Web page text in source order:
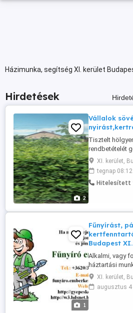
Házimunka, segítség XI. kerület
Hirdetések
2
Vállalok
Tisztelt
rendbetételét
gyomlálás
bokrok fák
be füvesitését
ültetést fák
XI. kerület,
tegnap 08:12
Hitelesített
1
Fűnyírást,
Budapest
Alkalmi, vagy
háztartási
fűnyírást,
gombásodás
XI. kerület,
augusztus 4